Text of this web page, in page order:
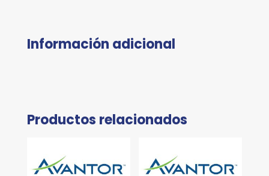
Información adicional
Productos relacionados